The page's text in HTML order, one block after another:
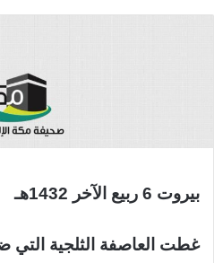
بيروت 6 ربيع الآخر 1432هـ
غطت العاصفة الثلجية التي